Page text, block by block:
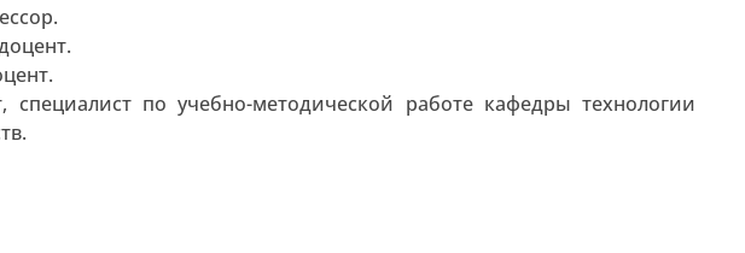
специалист по учебно-методической работе кафедры технологии